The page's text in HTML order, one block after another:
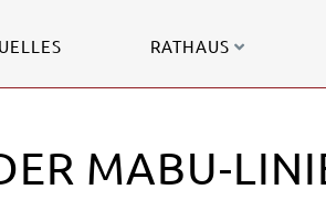
RATHAUS
MABU-